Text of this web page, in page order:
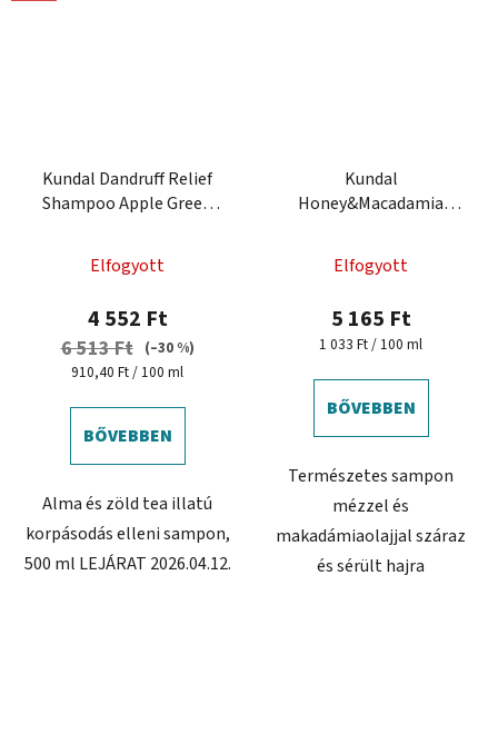
Kundal Dandruff Relief
Shampoo Apple Green
Elfogyott
4 552 Ft
6 513 Ft
(–30 %)
Egységár:
910,40 Ft / 100 ml
BŐVEBBEN
Alma és zöld tea illatú
korpásodás elleni sampon,
500 ml LEJÁRAT 2026.04.12.
Kundal
Honey&Macadamia
hajra
Elfogyott
5 165 Ft
Egységár:
1 033 Ft / 100 ml
BŐVEBBEN
Természetes sampon
mézzel és
makadámiaolajjal száraz
és sérült hajra